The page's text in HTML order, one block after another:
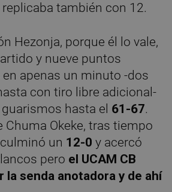
también con 12.
Hezonja, porque él lo vale,
y nueve puntos
apenas un minuto -dos
con tiro libre adicional-
hasta el 61-67.
Chuma Okeke, tras tiempo
un 12-0 y acercó
pero el UCAM CB
la senda anotadora y de ahí